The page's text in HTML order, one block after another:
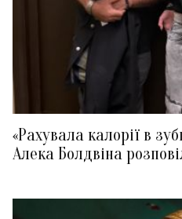
«Рахувала калорії в
Алека Болдвіна